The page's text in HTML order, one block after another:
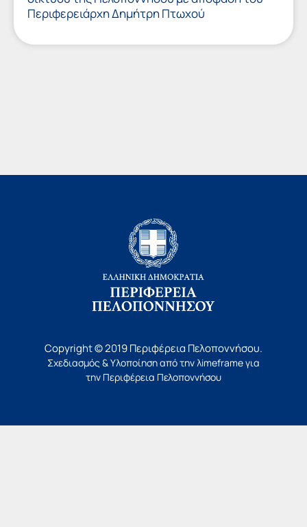
Περιφερειάρχη Δημήτρη Πτωχού
Copyright © 2019 Περιφέρεια Πελοποννήσου.
Σχεδιασμός & Υλοποίηση από τηνλimeframeγια
την Περιφέρεια Πελοποννήσου